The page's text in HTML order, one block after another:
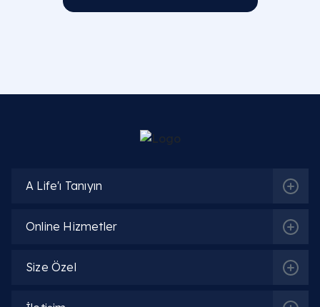
A Life'ı Tanıyın
Online Hizmetler
Size Özel